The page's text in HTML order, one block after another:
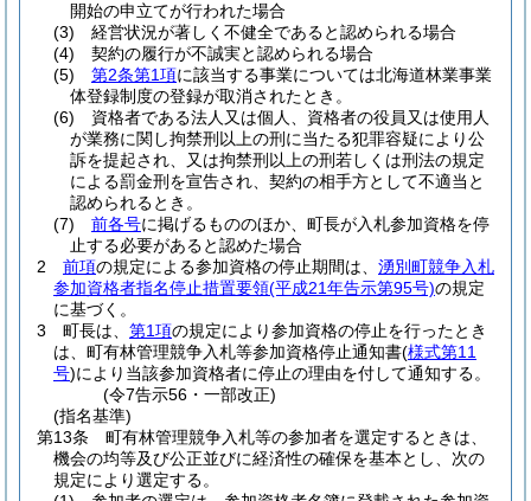
開始の申立てが行われた場合
(3)
経営状況が著しく不健全であると認められる場合
(4)
契約の履行が不誠実と認められる場合
(5)
第2条第1項に該当する事業については北海道林業事業
体登録制度の登録が取消されたとき。
(6)
資格者である法人又は個人、資格者の役員又は使用人
が業務に関し拘禁刑以上の刑に当たる犯罪容疑により公
訴を提起され、又は拘禁刑以上の刑若しくは刑法の規定
による罰金刑を宣告され、契約の相手方として不適当と
認められるとき。
(7)
前各号に掲げるもののほか、町長が入札参加資格を停
止する必要があると認めた場合
2
前項の規定による参加資格の停止期間は、 湧別町競争入札
参加資格者指名停止措置要領(平成21年告示第95号)の規定
に基づく。
3
町長は、 第1項の規定により参加資格の停止を行ったとき
は、町有林管理競争入札等参加資格停止通知書(様式第11
号)により当該参加資格者に停止の理由を付して通知する。
(令7告示56・一部改正)
(指名基準)
第13条
町有林管理競争入札等の参加者を選定するときは、
機会の均等及び公正並びに経済性の確保を基本とし、次の
規定により選定する。